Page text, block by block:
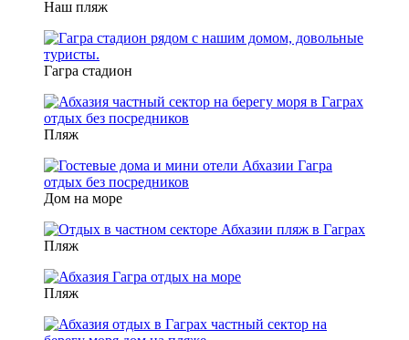
Наш пляж
Гагра стадион
Пляж
Дом на море
Пляж
Пляж